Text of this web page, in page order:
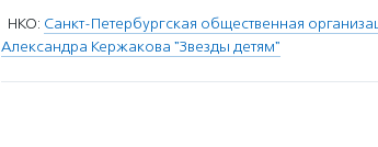
НКО: Санкт-Петербургская общественная
Александра Кержакова "Звезды детям"